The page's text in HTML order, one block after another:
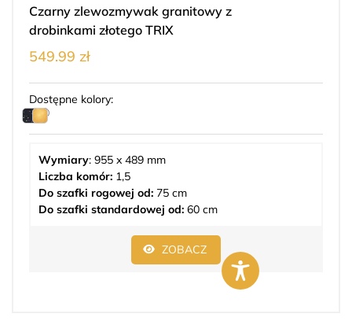
Czarny zlewozmywak granitowy z
drobinkami złotego TRIX
549.99 zł
Dostępne kolory:
Wymiary: 955 x 489 mm
Liczba komór: 1,5
Do szafki rogowej od: 75 cm
Do szafki standardowej od: 60 cm
ZOBACZ